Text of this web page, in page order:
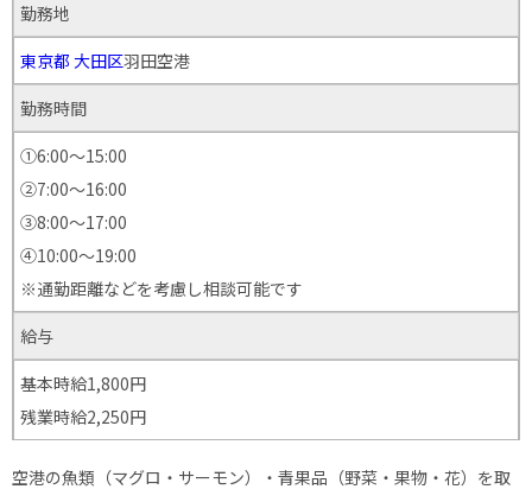
勤務地
東京都 大田区羽田空港
勤務時間
①6:00～15:00
②7:00～16:00
③8:00～17:00
④10:00〜19:00
※通勤距離などを考慮し相談可能です
給与
基本時給1,800円
残業時給2,250円
空港の魚類（マグロ・サーモン）・青果品（野菜・果物・花）を取